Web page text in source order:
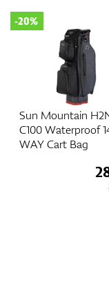
Sun Mountain
C100 Waterproof
WAY Cart Bag
-20%